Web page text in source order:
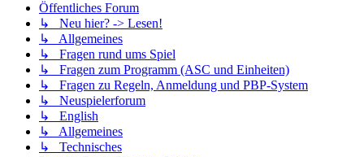
Öffentliches Forum
↳ Neu hier? -> Lesen!
↳ Allgemeines
↳ Fragen rund ums Spiel
↳ Fragen zum Programm (ASC und Einheiten)
↳ Fragen zu Regeln, Anmeldung und PBP-System
↳ Neuspielerforum
↳ English
↳ Allgemeines
↳ Technisches